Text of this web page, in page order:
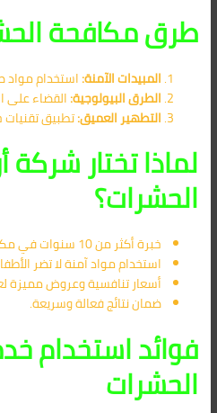
طرق مكافحة
المبيدات الآمنة:استخدام مواد
الطرق البيولوجية:القضاء على
التطهير العميق:تطبيق تقنيات
لماذا تختار
الحشرات؟
خبرة أكثر من 10 سنوات في مكافحة الحشرات بالغربية.
استخدام مواد آمنة لا تضر
أسعار تنافسية وعروض مميزة
ضمان نتائج فعالة وسريعة.
فوائد استخدام
الحشرات